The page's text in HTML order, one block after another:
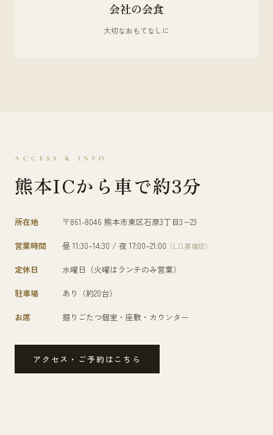
会社の会食
大切なおもてなしに
ACCESS & INFO
熊本ICから車で約3分
所在地 〒861-8046 熊本市東区石原3丁目3−23
営業時間 昼 11:30–14:30 / 夜 17:00–21:00 （L.O.要確認）
定休日 水曜日（火曜はランチのみ営業）
駐車場 あり（約20台）
お席 掘りごたつ個室・座敷・カウンター
アクセス・ご予約はこちら